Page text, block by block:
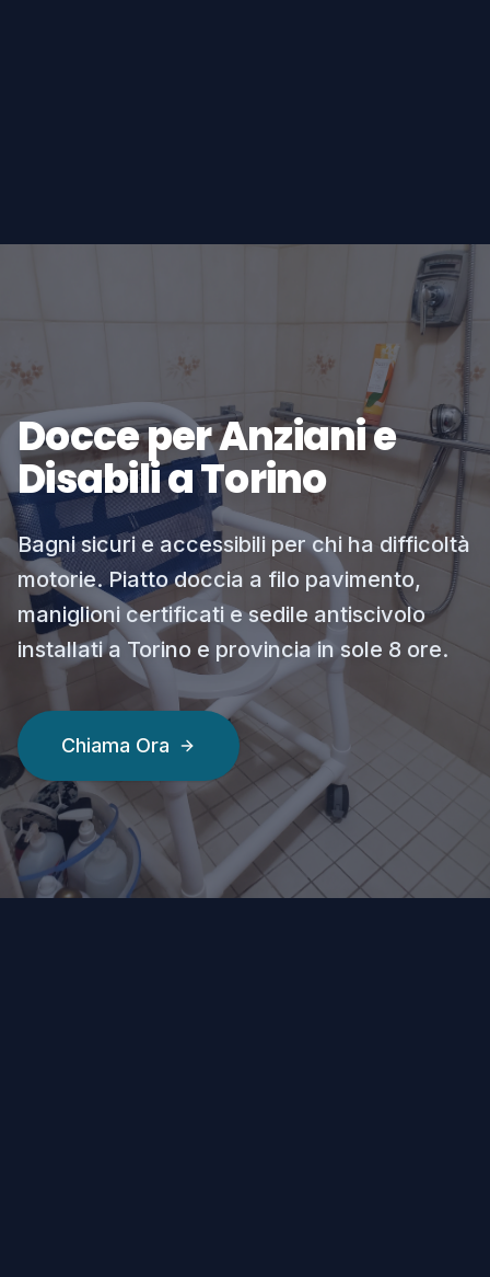
Docce per Anziani e
Disabili a Torino
Bagni sicuri e accessibili per chi ha difficoltà
motorie. Piatto doccia a filo pavimento,
maniglioni certificati e sedile antiscivolo
installati a Torino e provincia in sole 8 ore.
Chiama Ora